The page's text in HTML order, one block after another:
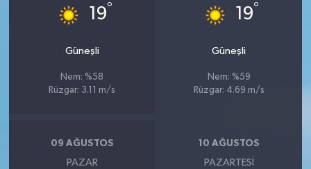
19°
Güneşli
Nem: %58
Rüzgar: 3.11 m/s
19°
Güneşli
Nem: %59
Rüzgar: 4.69 m/s
09 AĞUSTOS
PAZAR
10 AĞUSTOS
PAZARTESI